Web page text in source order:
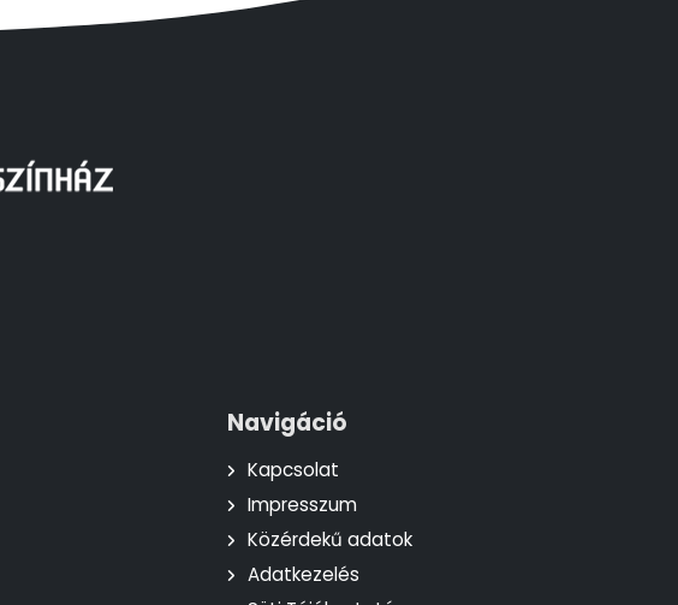
Navigáció
Kapcsolat
Impresszum
Közérdekű adatok
Adatkezelés